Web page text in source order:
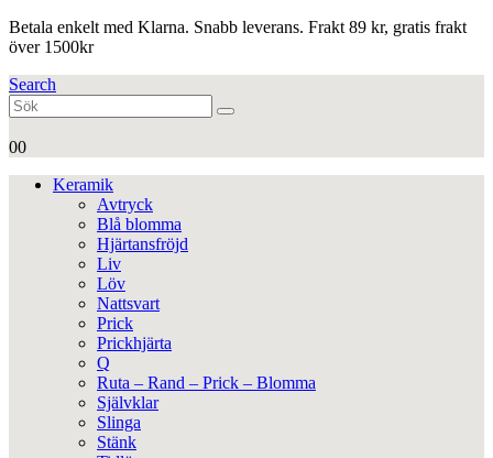
Betala enkelt med Klarna. Snabb leverans. Frakt 89 kr, gratis frakt
över 1500kr
Search
00
Keramik
Avtryck
Blå blomma
Hjärtansfröjd
Liv
Löv
Nattsvart
Prick
Prickhjärta
Q
Ruta – Rand – Prick – Blomma
Självklar
Slinga
Stänk